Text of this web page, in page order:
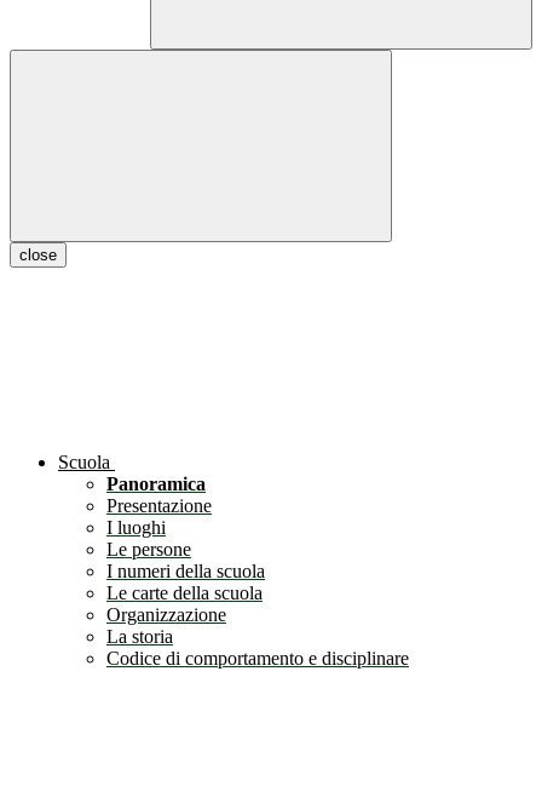
close
Scuola
Panoramica
Presentazione
I luoghi
Le persone
I numeri della scuola
Le carte della scuola
Organizzazione
La storia
Codice di comportamento e disciplinare